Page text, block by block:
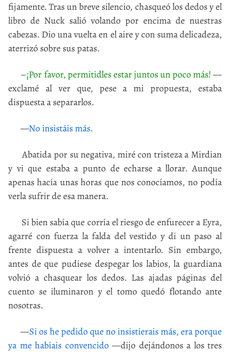
fijamente. Tras un breve silencio, chasqueó los dedos y el
libro de Nuck salió volando por encima de nuestras
cabezas. Dio una vuelta en el aire y con suma delicadeza,
aterrizó sobre sus patas.
–¡Por favor, permitidles estar juntos un poco más! —
exclamé al ver que, pese a mi propuesta, estaba
dispuesta a separarlos.
—No insistáis más.
Abatida por su negativa, miré con tristeza a Mirdian
y vi que estaba a punto de echarse a llorar. Aunque
apenas hacía unas horas que nos conocíamos, no podía
verla sufrir de esa manera.
Si bien sabía que corría el riesgo de enfurecer a Eyra,
agarré con fuerza la falda del vestido y di un paso al
frente dispuesta a volver a intentarlo. Sin embargo,
antes de que pudiese despegar los labios, la guardiana
volvió a chasquear los dedos. Las ajadas páginas del
cuento se iluminaron y el tomo quedó flotando ante
nosotras.
—Si os he pedido que no insistierais más, era porque
ya me habíais convencido—dijo dejándonos a los tres